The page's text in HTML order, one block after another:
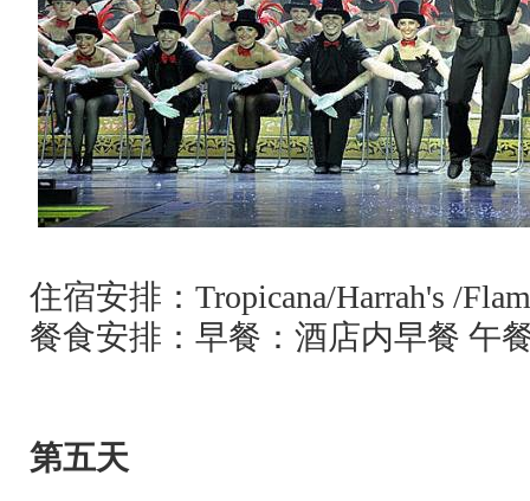
住宿安排： Tropicana/Harrah's /
餐食安排：早餐：酒店内早餐 午
第五天